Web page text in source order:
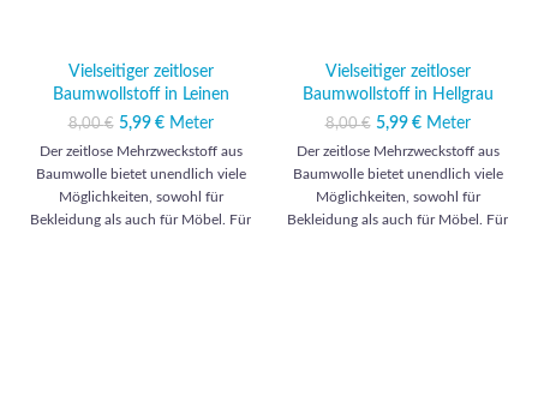
Vielseitiger zeitloser
Baumwollstoff in Leinen
8,00€
Ursprünglicher
Preis war: 8,00 €
5,99 €
Aktueller
Preis ist:
5,99 €.
Meter
Der zeitlose Mehrzweckstoff aus
Baumwolle bietet unendlich viele
Möglichkeiten, sowohl für
Bekleidung als auch für Möbel. Für
Vielseitiger zeitloser
Baumwollstoff in Hellgrau
8,00€
Ursprünglicher
Preis war: 8,00 €
5,99 €
Aktueller
Preis ist:
5,99 €.
Meter
Der zeitlose Mehrzweckstoff aus
Baumwolle bietet unendlich viele
Möglichkeiten, sowohl für
Bekleidung als auch für Möbel. Für